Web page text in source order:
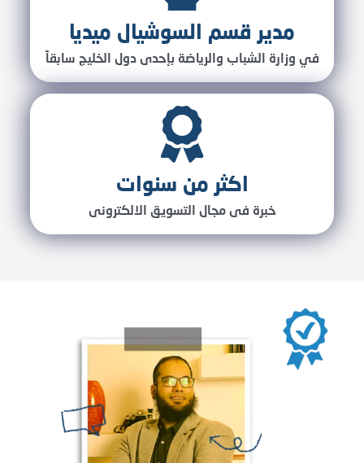
مدير قسم السوشيال ميديا
في وزارة الشباب والرياضة بإحدى دول الخليج سابقاً
اكثر من سنوات
خبرة فى مجال التسويق الالكترونى